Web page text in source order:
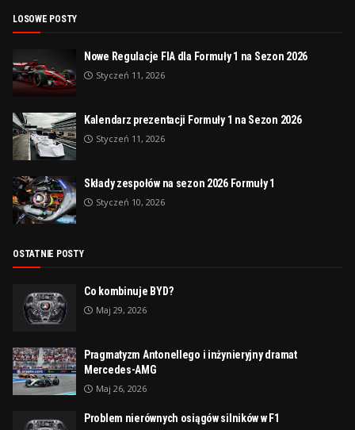
LOSOWE POSTY
Nowe Regulacje FIA dla Formuły 1 na Sezon 2026
Styczeń 11, 2026
Kalendarz prezentacji Formuły 1 na Sezon 2026
Styczeń 11, 2026
Składy zespołów na sezon 2026 Formuły 1
Styczeń 10, 2026
OSTATNIE POSTY
Co kombinuje BYD?
Maj 29, 2026
Pragmatyzm Antonellego i inżynieryjny dramat
Mercedes-AMG
Maj 26, 2026
Problem nierównych osiągów silników w F1